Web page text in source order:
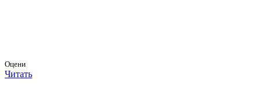
Оцени
Читать